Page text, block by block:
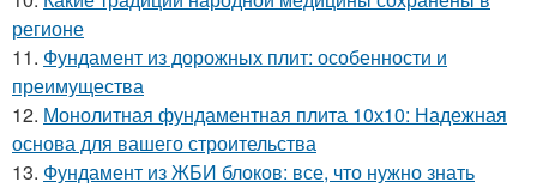
регионе
11. Фундамент из дорожных плит: особенности и
преимущества
12. Монолитная фундаментная плита 10х10: Надежная
основа для вашего строительства
13. Фундамент из ЖБИ блоков: все, что нужно знать